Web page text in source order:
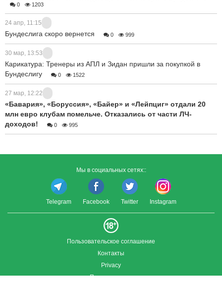
0 1203
24 апр, 11:15
Бундеслига скоро вернется 0 999
30 мар, 13:53
Карикатура: Тренеры из АПЛ и Зидан пришли за покупкой в
Бундеслигу
0 1522
27 мар, 12:22
«Бавария», «Боруссия», «Байер» и «Лейпциг» отдали 20
млн евро клубам помельче. Отказались от части ЛЧ-
доходов!
0 995
Мы в социальных сетях::
Telegram Facebook Twitter Instagram
Пользовательское соглашение
Контакты
Privacy
Полная версия